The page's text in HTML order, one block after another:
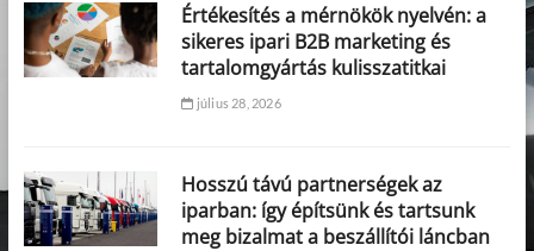
Értékesítés a mérnökök nyelvén: a
sikeres ipari B2B marketing és
tartalomgyártás kulisszatitkai
július 28, 2026
Hosszú távú partnerségek az
iparban: így építsünk és tartsunk
meg bizalmat a beszállítói láncban